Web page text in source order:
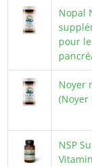
Nopal
pour
Noyer
(Noyer
NSP
Vitamin